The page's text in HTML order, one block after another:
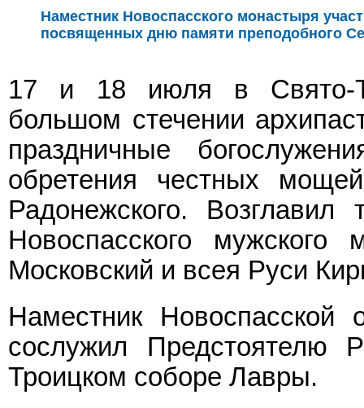
Наместник Новоспасского монастыря
посвященных дню памяти преподобного
17 и 18 июля в Свято-
большом стечении
праздничные
обретения честных
Радонежского. Возглавил
Новоспасского
Московский и всея Руси
Наместник
сослужил Предстоятелю
Троицком соборе Лавры.